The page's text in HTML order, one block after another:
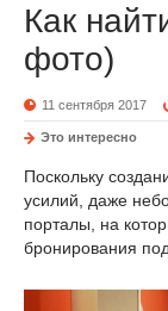
Как
фото)
11 сентября 2017
Это интересно
Поскольку
усилий, даже
порталы, на
бронирования